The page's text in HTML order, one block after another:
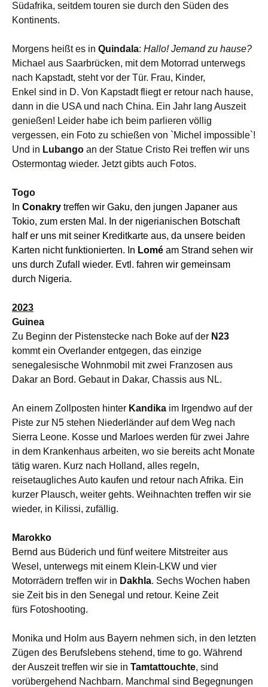
Südafrika, seitdem touren sie durch den Süden des
Kontinents.
Morgens heißt es in Quindala: Hallo! Jemand zu hause?
Michael aus Saarbrücken, mit dem Motorrad unterwegs
nach Kapstadt, steht vor der Tür. Frau, Kinder,
Enkel sind in D. Von Kapstadt fliegt er retour nach hause,
dann in die USA und nach China. Ein Jahr lang Auszeit
genießen! Leider habe ich beim parlieren völlig
vergessen, ein Foto zu schießen von `Michel impossible`!
Und in Lubango an der Statue Cristo Rei treffen wir uns
Ostermontag wieder. Jetzt gibts auch Fotos.
Togo
In Conakry treffen wir Gaku, den jungen Japaner aus
Tokio, zum ersten Mal. In der nigerianischen Botschaft
half er uns mit seiner Kreditkarte aus, da unsere beiden
Karten nicht funktionierten. In Lomé am Strand sehen wir
uns durch Zufall wieder. Evtl. fahren wir gemeinsam
durch Nigeria.
2023
Guinea
Zu Beginn der Pistenstecke nach Boke auf der N23
kommt ein Overlander entgegen, das einzige
senegalesische Wohnmobil mit zwei Franzosen aus
Dakar an Bord. Gebaut in Dakar, Chassis aus NL.
An einem Zollposten hinter Kandika im Irgendwo auf der
Piste zur N5 stehen Niederländer auf dem Weg nach
Sierra Leone. Kosse und Marloes werden für zwei Jahre
in dem Krankenhaus arbeiten, wo sie bereits acht Monate
tätig waren. Kurz nach Holland, alles regeln,
reisetaugliches Auto kaufen und retour nach Afrika. Ein
kurzer Plausch, weiter gehts. Weihnachten treffen wir sie
wieder, in Kilissi, zufällig.
Marokko
Bernd aus Büderich und fünf weitere Mitstreiter aus
Wesel, unterwegs mit einem Klein-LKW und vier
Motorrädern treffen wir in Dakhla. Sechs Wochen haben
sie Zeit bis in den Senegal und retour. Keine Zeit
fürs Fotoshooting.
Monika und Holm aus Bayern nehmen sich, in den letzten
Zügen des Berufslebens stehend, time to go. Während
der Auszeit treffen wir sie in Tamtattouchte, sind
vorübergehend Nachbarn. Manchmal sind Begegnungen